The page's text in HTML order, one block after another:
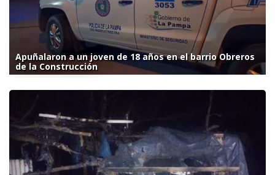
Apuñalaron a un joven de 18 años en el barrio Obreros
de la Construcción